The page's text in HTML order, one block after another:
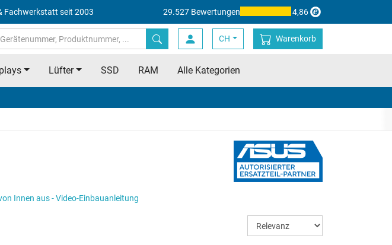
Fachwerkstatt seit 2003 29.527 Bewertungen 4,86
CH Warenkorb
Lüfter SSD RAM Alle Kategorien
Innen aus - Video-Einbauanleitung